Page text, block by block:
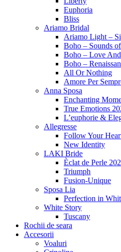
Euphoria
Bliss
Ariamo Bridal
Ariamo Light –
Boho – Sounds
Boho – Love
Boho –
All Or Nothing
Amore Per
Anna Sposa
Enchanting
True Emotions
L’euphorie &
Allegresse
Follow Your
New Identity
LAKI Bride
Èclat de Perle
Triumph
Fusion-Unique
Sposa Lia
Perfection in
White Story
Tuscany
Rochii de seara
Accesorii
Voaluri